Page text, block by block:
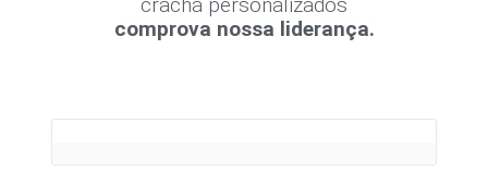
crachá personalizados
comprova nossa liderança.